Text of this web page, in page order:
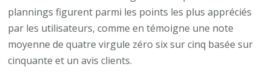
plannings figurent parmi les points les plus appréciés
par les utilisateurs, comme en témoigne une note
moyenne de quatre virgule zéro six sur cinq basée sur
cinquante et un avis clients.